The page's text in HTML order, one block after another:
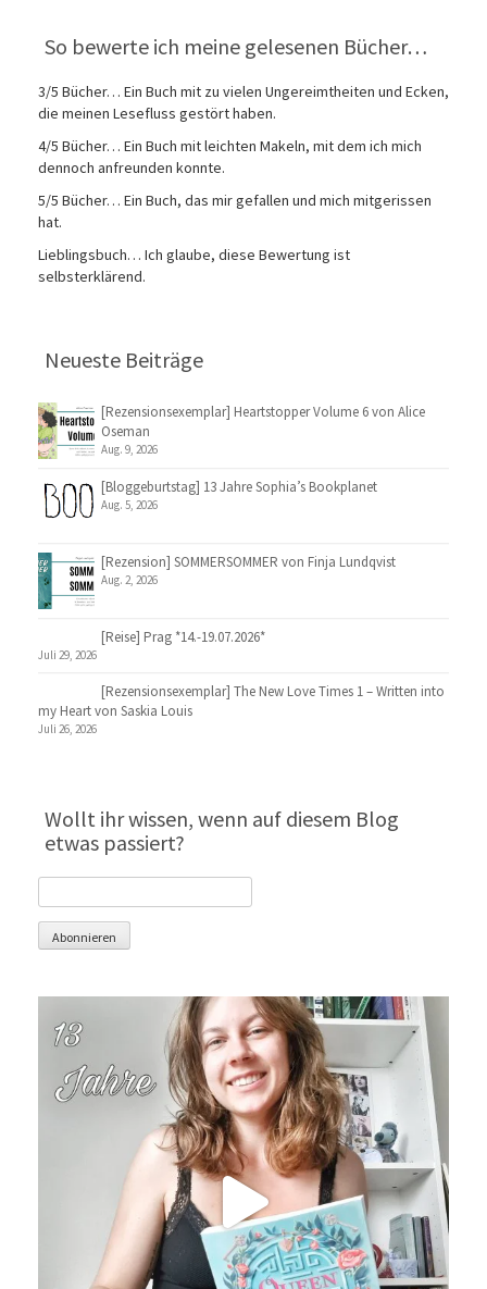
So bewerte ich meine gelesenen Bücher…
3/5 Bücher… Ein Buch mit zu vielen Ungereimtheiten und Ecken,
die meinen Lesefluss gestört haben.
4/5 Bücher… Ein Buch mit leichten Makeln, mit dem ich mich
dennoch anfreunden konnte.
5/5 Bücher… Ein Buch, das mir gefallen und mich mitgerissen
hat.
Lieblingsbuch… Ich glaube, diese Bewertung ist
selbsterklärend.
Neueste Beiträge
[Rezensionsexemplar] Heartstopper Volume 6 von Alice
Oseman
Aug. 9, 2026
[Bloggeburtstag] 13 Jahre Sophia’s Bookplanet
Aug. 5, 2026
[Rezension] SOMMERSOMMER von Finja Lundqvist
Aug. 2, 2026
[Reise] Prag *14.-19.07.2026*
Juli 29, 2026
[Rezensionsexemplar] The New Love Times 1 – Written into
my Heart von Saskia Louis
Juli 26, 2026
Wollt ihr wissen, wenn auf diesem Blog
etwas passiert?